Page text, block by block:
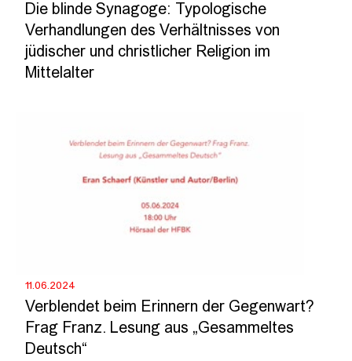
Die blinde Synagoge: Typologische
Verhandlungen des Verhältnisses von
jüdischer und christlicher Religion im
Mittelalter
11.06.2024
Verblendet beim Erinnern der Gegenwart?
Frag Franz. Lesung aus „Gesammeltes
Deutsch“